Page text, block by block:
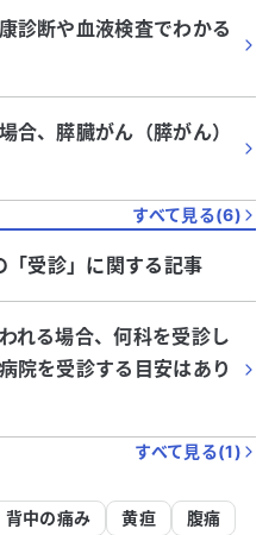
診断や血液検査でわかる
合、膵臓がん（膵がん）
すべて見る(6)
「受診」に関する記事
れる場合、何科を受診し
院を受診する目安はあり
すべて見る(1)
背中の痛み 黄疸 腹痛